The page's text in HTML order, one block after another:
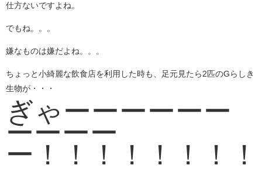
仕方ないですよね。
でもね。。。
嫌なものは嫌だよね。。。
ちょっと小綺麗な飲食店を利用した時も、足元見たら2匹のGらしき
生物が・・・
ぎゃーーーーーー
ーーーー
ー！！！！！！！！